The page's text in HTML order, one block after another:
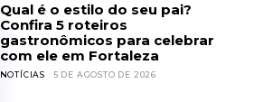
Qual é o estilo do seu pai?
Confira 5 roteiros
gastronômicos para celebrar
com ele em Fortaleza
NOTÍCIAS 5 DE AGOSTO DE 2026